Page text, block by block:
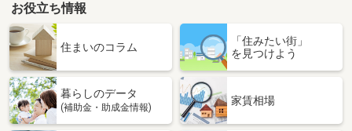
お役立ち情報
住まいのコラム
「住みたい街」
を見つけよう
暮らしのデータ
(補助金・助成金情報)
家賃相場